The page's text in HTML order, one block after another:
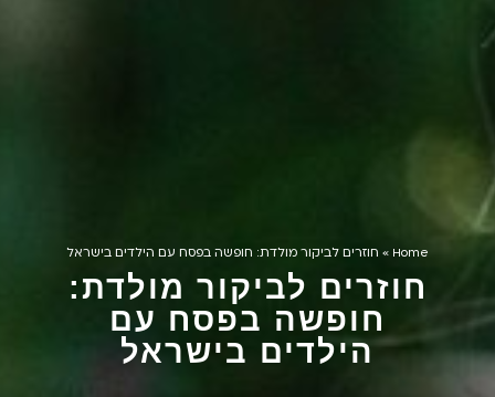
Home
» חוזרים לביקור מולדת: חופשה בפסח עם הילדים בישראל
חוזרים לביקור מולדת:
חופשה בפסח עם
הילדים בישראל